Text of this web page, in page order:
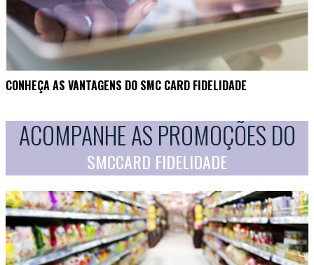
CONHEÇA AS VANTAGENS DO SMC CARD FIDELIDADE
ACOMPANHE AS PROMOÇÕES DO
SMCCARD FIDELIDADE